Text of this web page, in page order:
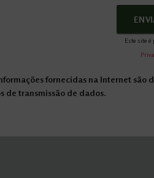
Este site é
fornecidas na Internet são
de transmissão de dados.